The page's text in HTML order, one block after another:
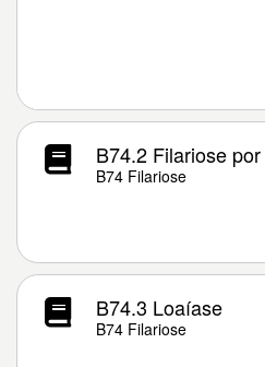
B74.2 Filariose
B74 Filariose
B74.3 Loaíase
B74 Filariose